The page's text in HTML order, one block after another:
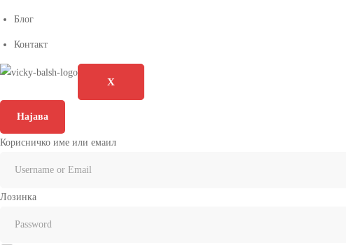
Блог
Контакт
X
Најава
Корисничко име или емаил
Лозинка